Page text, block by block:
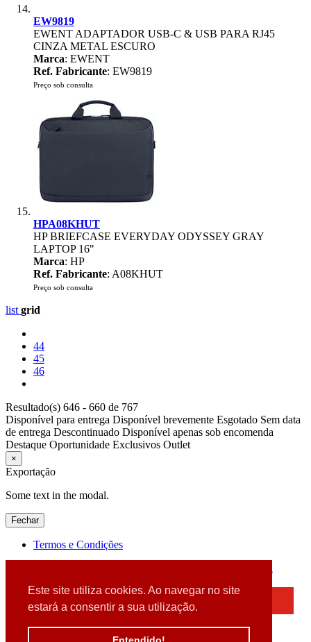
Este site utiliza cookies. Ao navegar no site
estará a consentir a sua utilização.
EW9819
EWENT ADAPTADOR USB-C & USB PARA RJ45
CINZA METAL ESCURO
Marca: EWENT
Ref. Fabricante: EW9819
Preço sob consulta
HPA08KHUT
HP BRIEFCASE EVERYDAY ODYSSEY GRAY
LAPTOP 16"
Marca: HP
Ref. Fabricante: A08KHUT
Preço sob consulta
list grid
44
45
46
Resultado(s) 646 - 660 de 767
Disponível para entrega Disponível brevemente Esgotado Sem data
de entrega Descontinuado Disponível apenas sob encomenda
Destaque Oportunidade Exclusivos Outlet
×
Exportação
Some text in the modal.
Fechar
Termos e Condições
Detectamos que está a usar um browser desatualizado
Por favor, atualize o seu browser